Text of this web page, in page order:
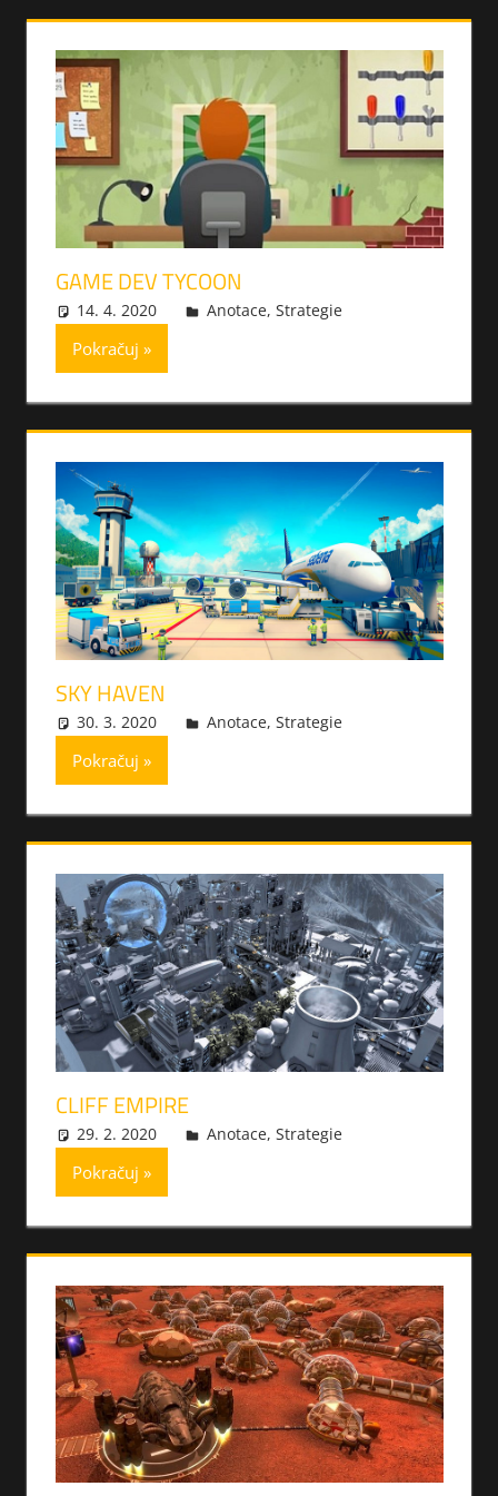
GAME DEV TYCOON
14. 4. 2020 xmilek
Anotace, Strategie
Pokračuj
SKY HAVEN
30. 3. 2020 xmilek
Anotace, Strategie
Pokračuj
CLIFF EMPIRE
29. 2. 2020 xmilek
Anotace, Strategie
Pokračuj